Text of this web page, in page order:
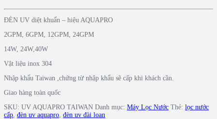
ĐÈN UV diệt khuẩn – hiệu AQUAPRO
2GPM, 6GPM, 12GPM, 24GPM
14W, 24W,40W
Vật liệu inox 304
Nhập khẩu Taiwan ,chứng từ nhập khẩu sẽ cấp khi khách cần.
Giao hàng toàn quốc
SKU: UV AQUAPRO TAIWAN Danh mục: Máy Lọc Nước Thẻ: lọc nước
cấp đèn uv aquapro đèn uv đài loan